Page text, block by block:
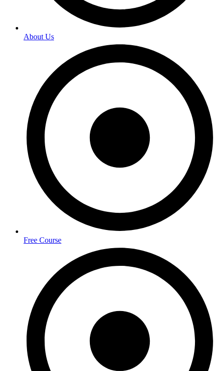
About Us
Free Course